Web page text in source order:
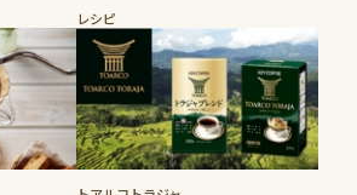
レシピ